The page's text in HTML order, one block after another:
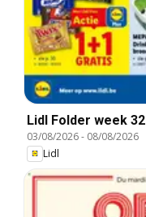
Lidl Folder week 32
03/08/2026- 08/08/2026
Lidl